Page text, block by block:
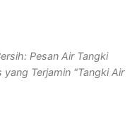
Pesan Air Tangki
Terjamin "Tangki Air